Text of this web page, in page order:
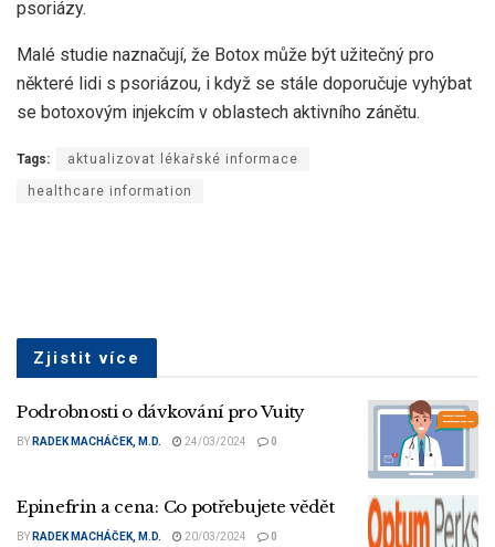
psoriázy.
Malé studie naznačují, že Botox může být užitečný pro
některé lidi s psoriázou, i když se stále doporučuje vyhýbat
se botoxovým injekcím v oblastech aktivního zánětu.
Tags: aktualizovat lékařské informace
healthcare information
Zjistit více
Podrobnosti o dávkování pro Vuity
BY RADEK MACHÁČEK, M.D. 24/03/2024 0
Epinefrin a cena: Co potřebujete vědět
BY RADEK MACHÁČEK, M.D. 20/03/2024 0